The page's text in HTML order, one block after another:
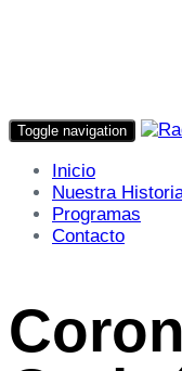
Toggle navigation
Inicio
Nuestra
Programas
Contacto